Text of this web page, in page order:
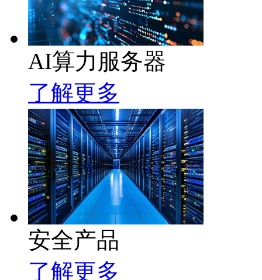
AI算力服务器
了解更多
安全产品
了解更多